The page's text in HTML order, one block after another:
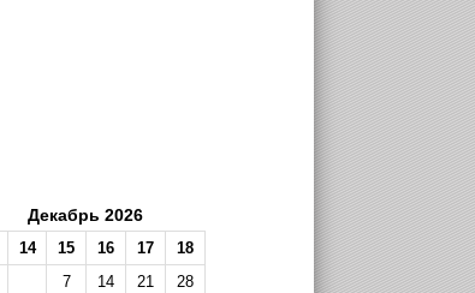
Декабрь 2026
14 15 16 17
18
7 14 21
28